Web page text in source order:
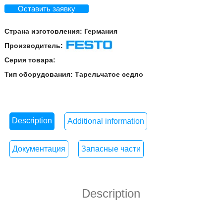
Оставить заявку
Страна изготовления: Германия
Производитель:
Festo
Серия товара:
Тип оборудования: Тарельчатое седло
Description Additional information
Документация Запасные части
Description